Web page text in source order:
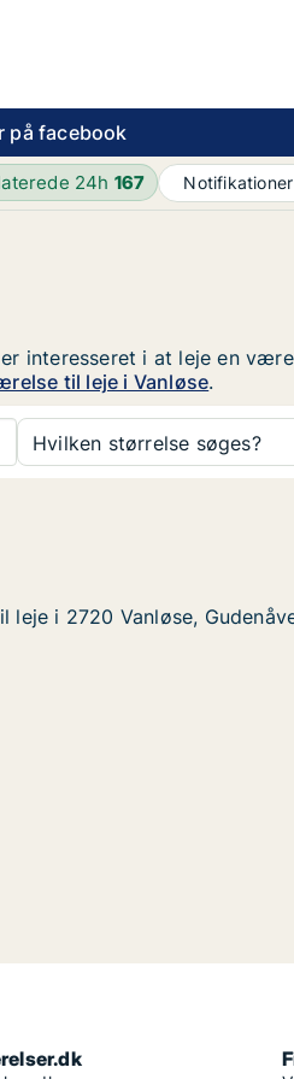
på facebook
24h 167
interesseret i at leje en
til leje i Vanløse.
Hvilken størrelse søges?
Vanløse, Gudenåvej
leje i 2720 Vanløse,
leje i 2720 Vanløse,